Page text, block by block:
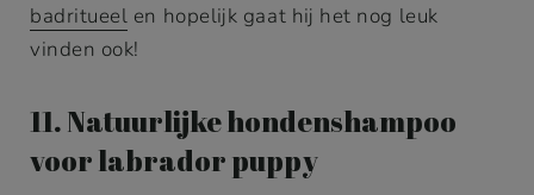
badritueel en hopelijk gaat hij het nog leuk
vinden ook!
11. Natuurlijke hondenshampoo
voor labrador puppy